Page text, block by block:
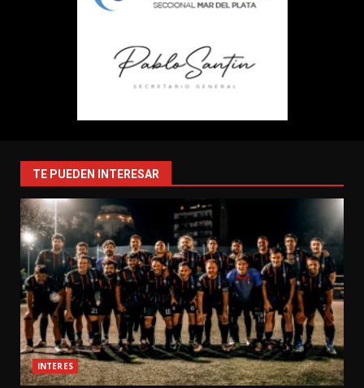
TE PUEDEN INTERESAR
INTERES